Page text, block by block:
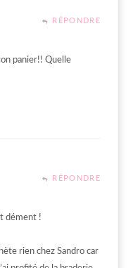
RÉPONDRE
panier!! Quelle
RÉPONDRE
dément !
rien chez Sandro car